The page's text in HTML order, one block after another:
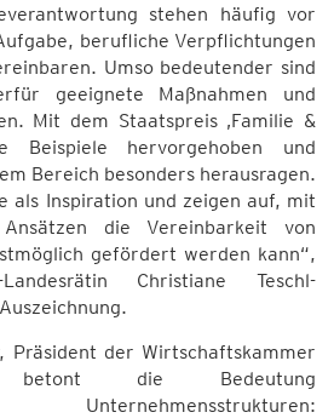
stehen häufig vor
berufliche Verpflichtungen
Umso bedeutender sind
geeignete Maßnahmen und
Mit dem Staatspreis ‚Familie &
Beispiele hervorgehoben und
Bereich besonders herausragen.
als Inspiration und zeigen auf, mit
die Vereinbarkeit von
gefördert werden kann“,
Christiane Teschl-
Präsident der Wirtschaftskammer
betont die Bedeutung
Unternehmensstrukturen: